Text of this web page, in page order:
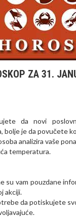
ZA 31.
da novi
bolje je da povučete
analizira vaše
temperatura.
su vam pouzdane
akciji.
da potiskujete